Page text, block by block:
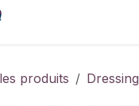
produits Dressing